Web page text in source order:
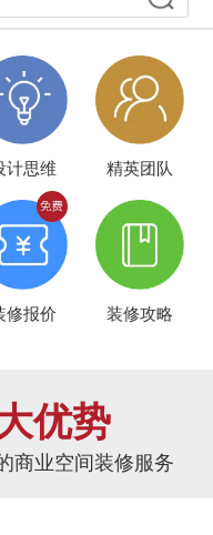
计思维 精英团队
修报价 装修攻略
优势
商业空间装修服务